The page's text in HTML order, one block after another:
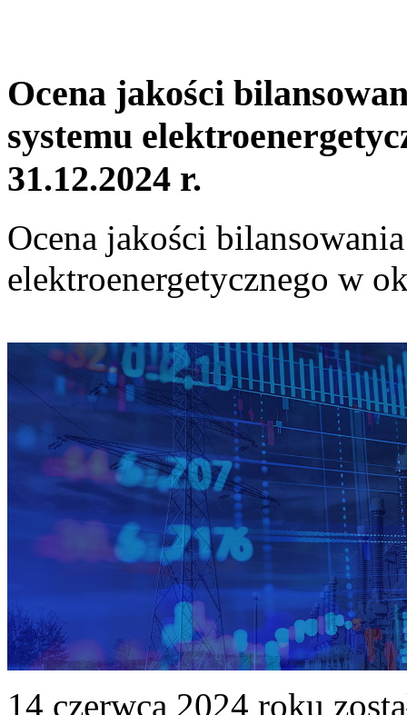
Ocena jakości
systemu
31.12.2024 r.
Ocena jakości
elektroenergetycznego w
14 czerwca 2024 roku